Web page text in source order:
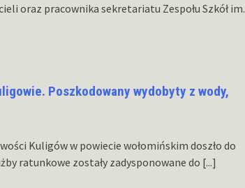
oraz pracownika sekretariatu Zespołu Szkół im.
Poszkodowany wydobyty z wody,
Kuligów w powiecie wołomińskim doszło do
ratunkowe zostały zadysponowane do [...]